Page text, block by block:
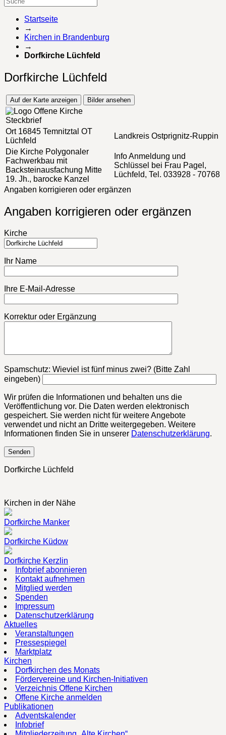
Startseite
→
Kirchen in Brandenburg
→
Dorfkirche Lüchfeld
Dorfkirche Lüchfeld
Auf der Karte anzeigen Bilder ansehen
Steckbrief
Ort16845 Temnitztal OT
Lüchfeld
Landkreis Ostprignitz-Ruppin
Die Kirche Polygonaler
Fachwerkbau mit
Backsteinausfachung Mitte
19. Jh., barocke Kanzel
InfoAnmeldung und
Schlüssel bei Frau Pagel,
Lüchfeld, Tel. 033928 - 70768
Angaben korrigieren oder ergänzen
Angaben korrigieren oder ergänzen
Kirche
Ihr Name
Ihre E-Mail-Adresse
Korrektur oder Ergänzung
Bitte lasse dieses Feld leer.
Spamschutz: Wieviel ist fünf minus zwei? (Bitte Zahl
eingeben)
Wir prüfen die Informationen und behalten uns die
Veröffentlichung vor. Die Daten werden elektronisch
gespeichert. Sie werden nicht für weitere Angebote
verwendet und nicht an Dritte weitergegeben. Weitere
Informationen finden Sie in unserer Datenschutzerklärung.
Dorfkirche Lüchfeld
Kirchen in der Nähe
Dorfkirche Manker
Dorfkirche Küdow
Dorfkirche Kerzlin
Infobrief abonnieren
Kontakt aufnehmen
Mitglied werden
Spenden
Impressum
Datenschutzerklärung
Aktuelles
Veranstaltungen
Pressespiegel
Marktplatz
Kirchen
Dorfkirchen des Monats
Fördervereine und Kirchen-Initiativen
Verzeichnis Offene Kirchen
Offene Kirche anmelden
Publikationen
Adventskalender
Infobrief